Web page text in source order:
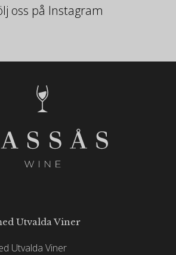
oss på Instagram
Utvalda Viner
Utvalda Viner